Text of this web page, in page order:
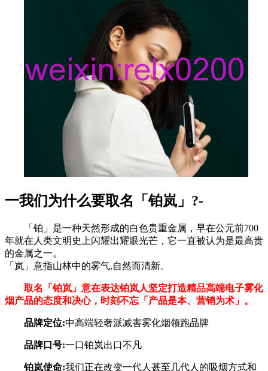
一我们为什么要取名「铂岚」?-
「铂」是一种天然形成的白色贵重金属，早在公元前700
年就在人类文明史上闪耀出耀眼光芒，它一直被认为是最高贵
的金属之一。
「岚」意指山林中的雾气,自然而清新。
取名「铂岚」意在表达铂岚人坚定打造精品高端电子雾化
烟产品的态度和决心，时刻不忘「产品是本、营销为术」。
品牌定位:中高端轻奢派减害雾化烟领跑品牌
品牌口号:一口铂岚出口不凡
铂岚使命:我们正在改变一代人甚至几代人的吸烟方式和